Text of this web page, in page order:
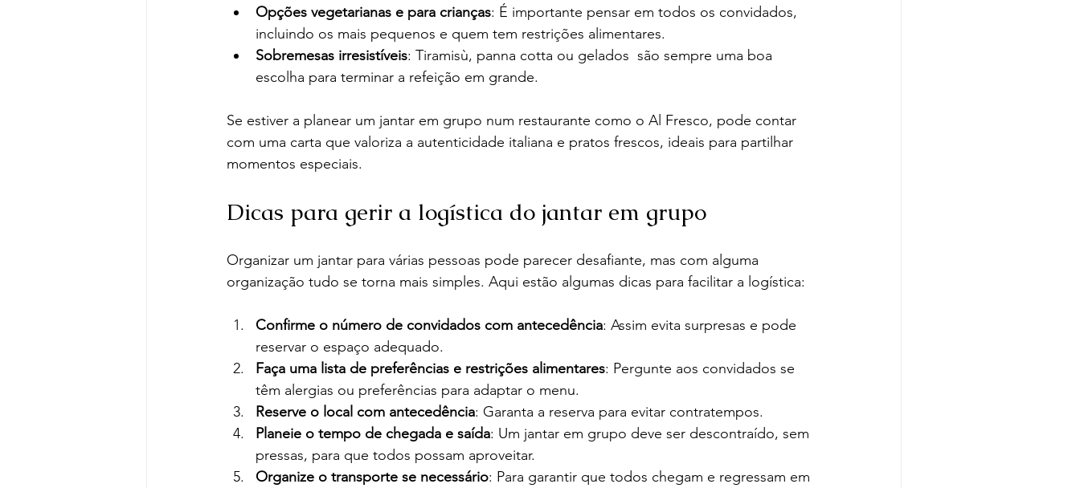
Opções vegetarianas e para crianças: É importante pensar em todos os convidados,
incluindo os mais pequenos e quem tem restrições alimentares.
Sobremesas irresistíveis: Tiramisù, panna cotta ou gelados  são sempre uma boa
escolha para terminar a refeição em grande.
Se estiver a planear um jantar em grupo num restaurante como o Al Fresco, pode contar
com uma carta que valoriza a autenticidade italiana e pratos frescos, ideais para partilhar
momentos especiais.
Dicas para gerir a logística do jantar em grupo
Organizar um jantar para várias pessoas pode parecer desafiante, mas com alguma
organização tudo se torna mais simples. Aqui estão algumas dicas para facilitar a logística:
Confirme o número de convidados com antecedência: Assim evita surpresas e pode
reservar o espaço adequado.
Faça uma lista de preferências e restrições alimentares: Pergunte aos convidados se
têm alergias ou preferências para adaptar o menu.
Reserve o local com antecedência: Garanta a reserva para evitar contratempos.
Planeie o tempo de chegada e saída: Um jantar em grupo deve ser descontraído, sem
pressas, para que todos possam aproveitar.
Organize o transporte se necessário: Para garantir que todos chegam e regressam em